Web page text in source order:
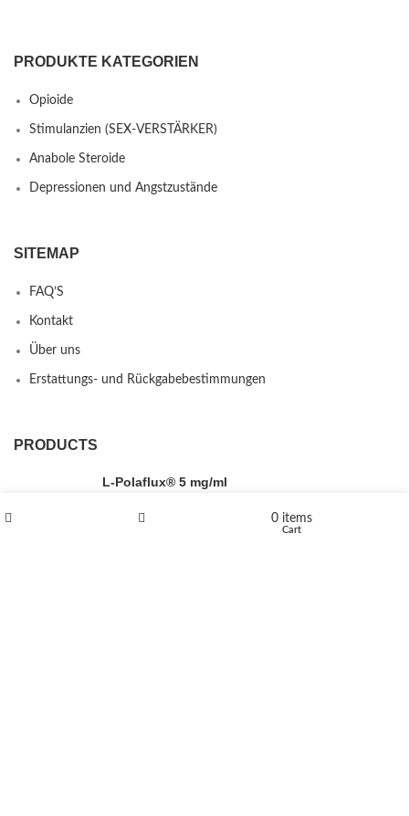
PRODUKTE KATEGORIEN
Opioide
Stimulanzien (SEX-VERSTÄRKER)
Anabole Steroide
Depressionen und Angstzustände
SITEMAP
FAQ’S
Kontakt
Über uns
Erstattungs- und Rückgabebestimmungen
PRODUCTS
L-Polaflux® 5 mg/ml
0 items
Cart